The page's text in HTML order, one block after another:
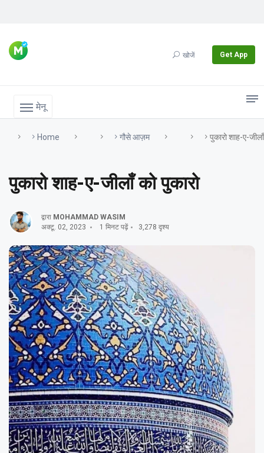
खोजें Get App
मेनू
Home गौसे आज़म पुकारो शाह-ए-
पुकारो शाह-ए-जीलाँ को पुकारो
द्वारा MOHAMMAD WASIM
अक्टू. 02, 2023
1 मिनट पढ़ें 3,278 दृश्य